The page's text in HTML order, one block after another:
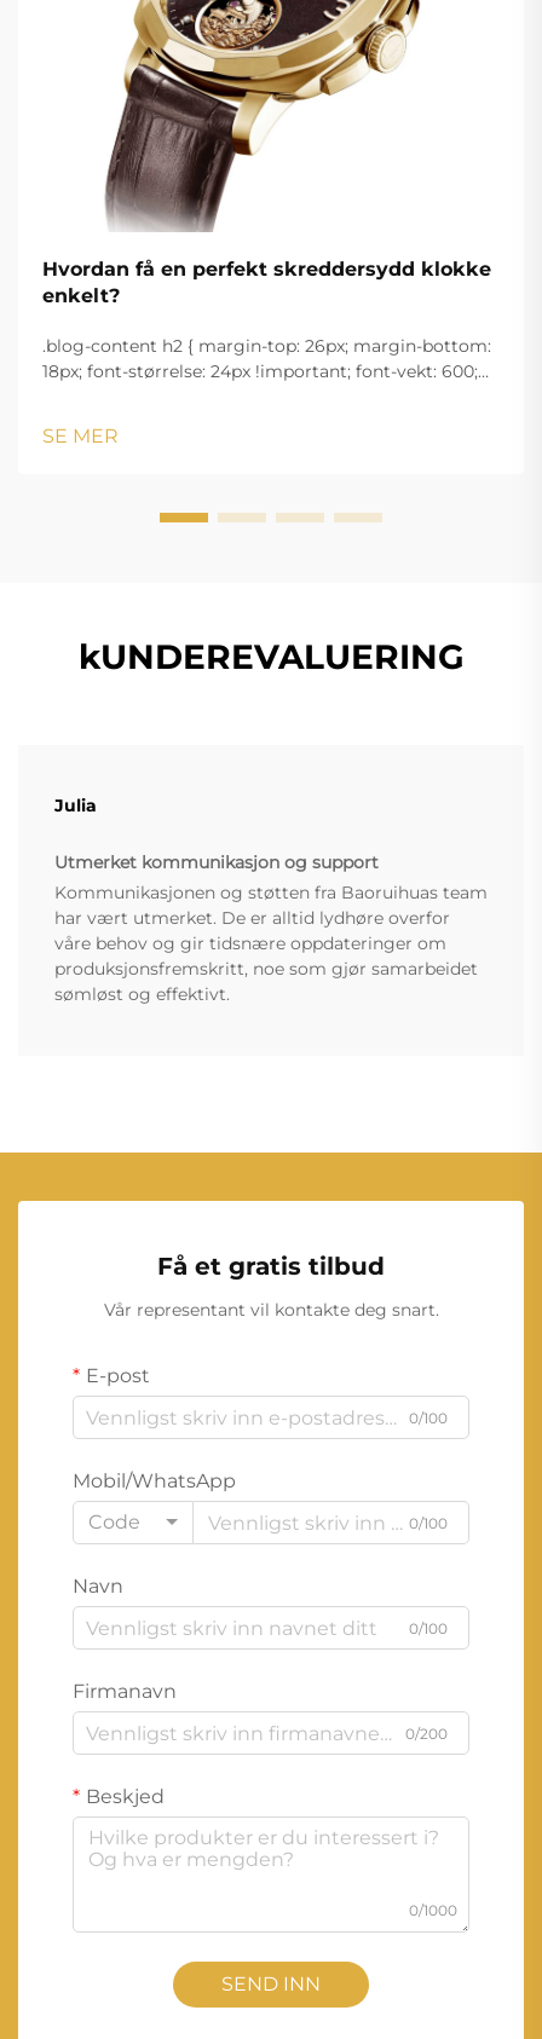
Hvordan få en perfekt skreddersydd klokke
enkelt?
.blog-content h2 { margin-top: 26px; margin-bottom:
18px; font-størrelse: 24px !important; font-vekt: 600;
!important; font-v...
SE MER
kUNDEREVALUERING
Julia
Utmerket kommunikasjon og support
Kommunikasjonen og støtten fra Baoruihuas team
har vært utmerket. De er alltid lydhøre overfor
våre behov og gir tidsnære oppdateringer om
produksjonsfremskritt, noe som gjør samarbeidet
sømløst og effektivt.
Få et gratis tilbud
Vår representant vil kontakte deg snart.
E-post
0/100
Mobil/WhatsApp
Code
0/100
Navn
0/100
Firmanavn
0/200
Beskjed
0/1000
SEND INN